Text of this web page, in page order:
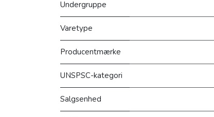
Undergruppe
Varetype
Producentmærke
UNSPSC-kategori
Salgsenhed